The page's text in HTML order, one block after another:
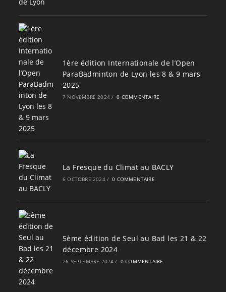
1ère édition Internationale de l’Open
ParaBadminton de Lyon les 8 & 9 mars
2025
7 NOVEMBRE 2024 / 0 COMMENTAIRE
La Fresque du Climat au BACLY
6 OCTOBRE 2024 / 0 COMMENTAIRE
5ème édition de Seul au Bad les 21 & 22
décembre 2024
26 SEPTEMBRE 2024 / 0 COMMENTAIRE